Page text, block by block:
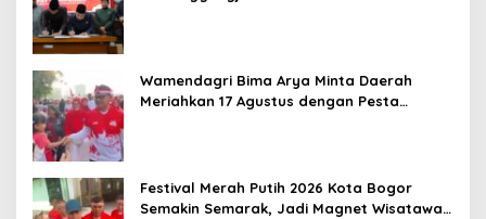
Wamendagri Bima Arya Minta Daerah
Meriahkan 17 Agustus dengan Pesta
Festival Merah Putih 2026 Kota Bogor
Semakin Semarak, Jadi Magnet Wisatawan